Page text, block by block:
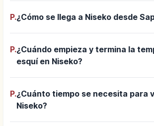
P.¿Cómo se llega a Niseko desde
P.¿Cuándo empieza y termina la
esquí en Niseko?
P.¿Cuánto tiempo se necesita para
Niseko?